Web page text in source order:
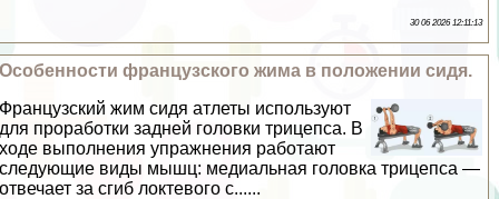
30 06 2026 12:11:13
Особенности французского жима в положении сидя.
Французский жим сидя атлеты используют
для проработки задней головки трицепса. В
ходе выполнения упражнения работают
следующие виды мышц: медиальная головка трицепса —
отвечает за сгиб локтевого с......